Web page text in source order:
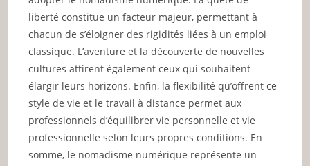
liberté constitue un facteur majeur, permettant à
chacun de s’éloigner des rigidités liées à un emploi
classique. L’aventure et la découverte de nouvelles
cultures attirent également ceux qui souhaitent
élargir leurs horizons. Enfin, la flexibilité qu’offrent ce
style de vie et le travail à distance permet aux
professionnels d’équilibrer vie personnelle et vie
professionnelle selon leurs propres conditions. En
somme, le nomadisme numérique représente un